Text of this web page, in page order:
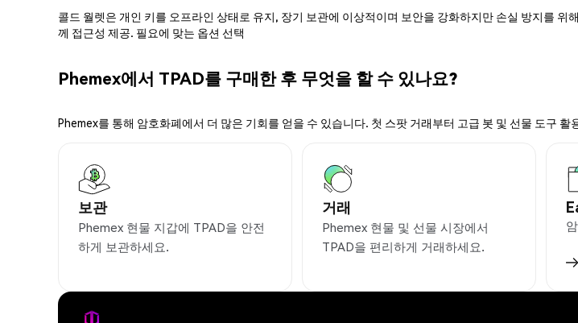
콜드 월렛은 개인 키를 오프라인 상태로 유지, 장기 보관에 이상적이며 보안을 강화하지만 손실 방지를
께 접근성 제공. 필요에 맞는 옵션 선택
Phemex에서 TPAD를 구매한 후 무엇을 할 수 있나요?
Phemex를 통해 암호화폐에서 더 많은 기회를 얻을 수 있습니다. 첫 스팟 거래부터 고급 봇 및 선물 도구
보관
Phemex 현물 지갑에 TPAD을 안전
하게 보관하세요.
거래
Phemex 현물 및 선물 시장에서
TPAD을 편리하게 거래하세요.